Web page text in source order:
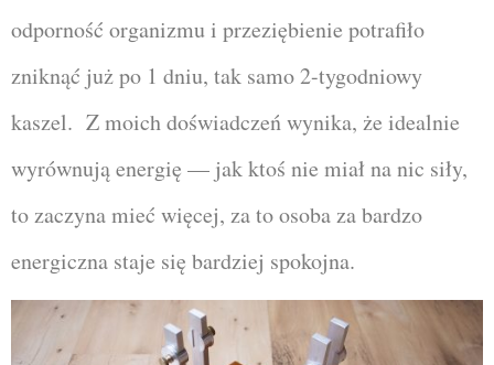
odporność organizmu i przeziębienie potrafiło
zniknąć już po 1 dniu, tak samo 2-tygodniowy
kaszel. Z moich doświadczeń wynika, że idealnie
wyrównują energię — jak ktoś nie miał na nic siły,
to zaczyna mieć więcej, za to osoba za bardzo
energiczna staje się bardziej spokojna.